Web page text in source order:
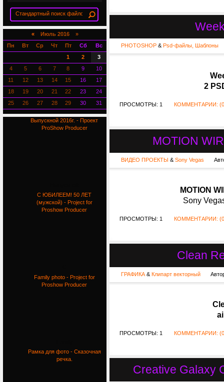
PHOTOSHOP & Psd-файлы, Шаблоны
2
ПРОСМОТРЫ: 1 КОММЕНТАРИИ:
MOTION
ВИДЕО ПРОЕКТЫ & Sony Vegas
MOTION
Sony
ПРОСМОТРЫ: 1 КОММЕНТАРИИ:
Clean
ГРАФИКА & Клипарт векторный
ПРОСМОТРЫ: 1 КОММЕНТАРИИ:
Creative Galaxy
«Июль 2016 »
Пн
Вт Ср Чт Пт Сб
Вс
1
2
3
4
5 6 7 8 9
10
11
12 13 14 15 16
17
18
19 20 21 22 23
24
25
26 27 28 29 30 31
Выпускной 2016г. - Проект
ProShow Producer
С ЮБИЛЕЕМ! 50 ЛЕТ
(мужской) - Project for
Proshow Producer
Family photo - Project for
Proshow Producer
Рамка для фото - Сказочная
речка.